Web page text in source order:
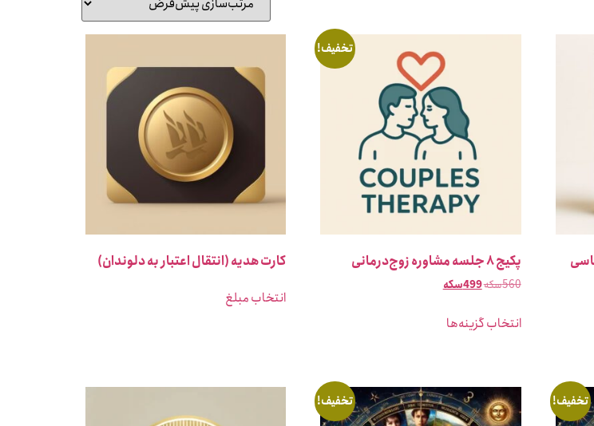
تخفیف!
پکیج ۸ جلسه مشاوره زوج‌درمانی
560سکه499سکه
انتخاب گزینه‌ها
کارت هدیه (انتقال اعتبار به دلوندان)
انتخاب مبلغ
تخفیف! تخفیف!